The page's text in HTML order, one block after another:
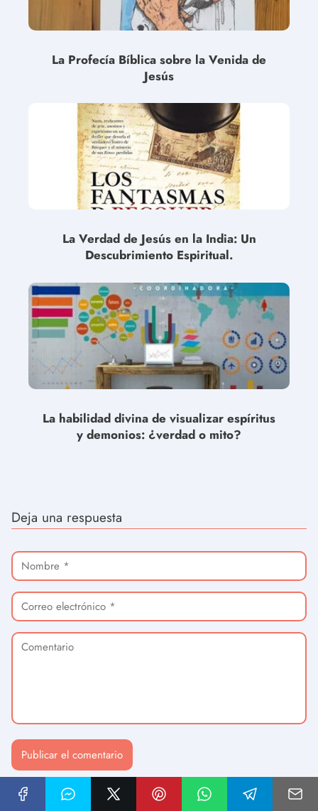
La Profecía Bíblica sobre la Venida de
Jesús
La Verdad de Jesús en la India: Un
Descubrimiento Espiritual.
La habilidad divina de visualizar espíritus
y demonios: ¿verdad o mito?
Deja una respuesta